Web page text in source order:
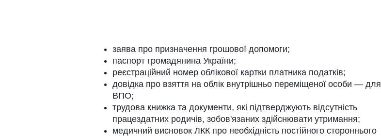
заява про призначення грошової допомоги;
паспорт громадянина України;
реєстраційний номер облікової картки платника податків;
довідка про взяття на облік внутрішньо переміщеної особи — для
ВПО;
трудова книжка та документи, які підтверджують відсутність
працездатних родичів, зобов'язаних здійснювати утримання;
медичний висновок ЛКК про необхідність постійного стороннього